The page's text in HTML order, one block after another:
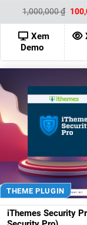
1,000,000₫ Giá
là:
Xem
Demo
THEME PLUGIN
iThemes Security